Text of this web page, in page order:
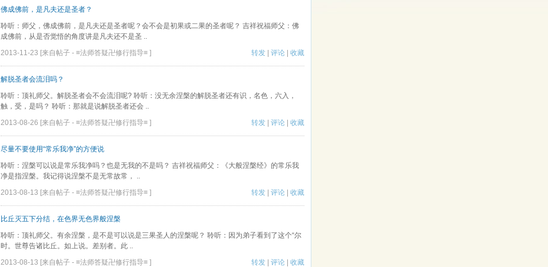
佛成佛前，是凡夫还是圣者？
聆听：师父，佛成佛前，是凡夫还是圣者呢？会不会是初果或二果的圣者呢？ 吉祥祝福师父：佛
成佛前，从是否觉悟的角度讲是凡夫还不是圣 ..
转发
评论 收藏
2013-11-23 [来自帖子 - ≡法师答疑卍修行指导≡ ]
解脱圣者会流泪吗？
聆听：顶礼师父。解脱圣者会不会流泪呢? 聆听：没无余涅槃的解脱圣者还有识，名色，六入，
触，受，是吗？ 聆听：那就是说解脱圣者还会 ..
转发
评论 收藏
2013-08-26 [来自帖子 - ≡法师答疑卍修行指导≡ ]
尽量不要使用“常乐我净”的方便说
聆听：涅槃可以说是常乐我净吗？也是无我的不是吗？ 吉祥祝福师父：《大般涅槃经》的常乐我
净是指涅槃。我记得说涅槃不是无常故常， ..
转发
评论 收藏
2013-08-13 [来自帖子 - ≡法师答疑卍修行指导≡ ]
比丘灭五下分结，在色界无色界般涅槃
聆听：顶礼师父。有余涅槃，是不是可以说是三果圣人的涅槃呢？ 聆听：因为弟子看到了这个“尔
时。世尊告诸比丘。如上说。差别者。此 ..
转发
评论 收藏
2013-08-13 [来自帖子 - ≡法师答疑卍修行指导≡ ]